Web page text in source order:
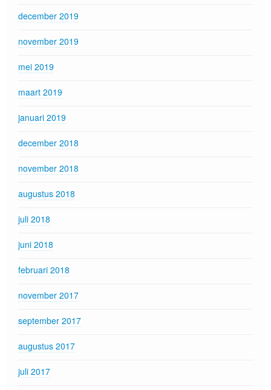
december 2019
november 2019
mei 2019
maart 2019
januari 2019
december 2018
november 2018
augustus 2018
juli 2018
juni 2018
februari 2018
november 2017
september 2017
augustus 2017
juli 2017